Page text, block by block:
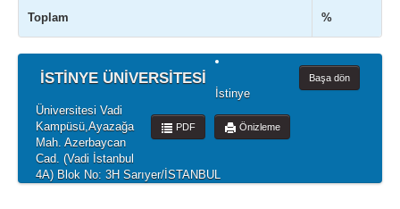
Toplam %
İSTİNYE ÜNİVERSİTESİ Başa dön
Önizleme
PDF
İstinye
Üniversitesi Vadi
Kampüsü,Ayazağa
Mah. Azerbaycan
Cad. (Vadi İstanbul
4A) Blok No: 3H Sarıyer/İSTANBUL